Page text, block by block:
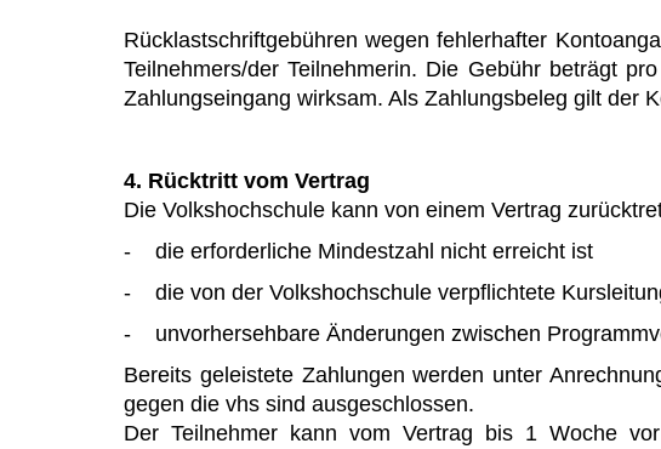
Rücklastschriftgebühren wegen fehlerhafter
Teilnehmers/der Teilnehmerin. Die Gebühr beträgt
Zahlungseingang wirksam. Als Zahlungsbeleg gilt der
4. Rücktritt vom Vertrag
Die Volkshochschule kann von einem Vertrag
- die erforderliche Mindestzahl nicht erreicht ist
- die von der Volkshochschule verpflichtete
- unvorhersehbare Änderungen zwischen
Bereits geleistete Zahlungen werden unter
gegen die vhs sind ausgeschlossen.
Der Teilnehmer kann vom Vertrag bis 1 Woche